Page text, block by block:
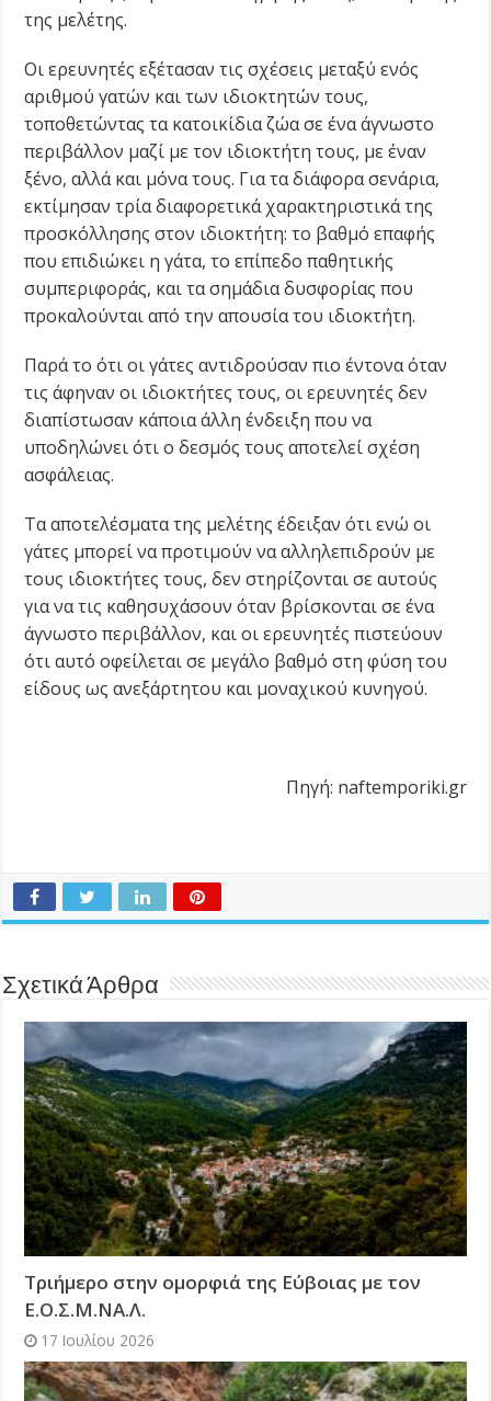
της μελέτης.
Οι ερευνητές εξέτασαν τις σχέσεις μεταξύ ενός
αριθμού γατών και των ιδιοκτητών τους,
τοποθετώντας τα κατοικίδια ζώα σε ένα άγνωστο
περιβάλλον μαζί με τον ιδιοκτήτη τους, με έναν
ξένο, αλλά και μόνα τους. Για τα διάφορα σενάρια,
εκτίμησαν τρία διαφορετικά χαρακτηριστικά της
προσκόλλησης στον ιδιοκτήτη: το βαθμό επαφής
που επιδιώκει η γάτα, το επίπεδο παθητικής
συμπεριφοράς, και τα σημάδια δυσφορίας που
προκαλούνται από την απουσία του ιδιοκτήτη.
Παρά το ότι οι γάτες αντιδρούσαν πιο έντονα όταν
τις άφηναν οι ιδιοκτήτες τους, οι ερευνητές δεν
διαπίστωσαν κάποια άλλη ένδειξη που να
υποδηλώνει ότι ο δεσμός τους αποτελεί σχέση
ασφάλειας.
Τα αποτελέσματα της μελέτης έδειξαν ότι ενώ οι
γάτες μπορεί να προτιμούν να αλληλεπιδρούν με
τους ιδιοκτήτες τους, δεν στηρίζονται σε αυτούς
για να τις καθησυχάσουν όταν βρίσκονται σε ένα
άγνωστο περιβάλλον, και οι ερευνητές πιστεύουν
ότι αυτό οφείλεται σε μεγάλο βαθμό στη φύση του
είδους ως ανεξάρτητου και μοναχικού κυνηγού.
Πηγή: naftemporiki.gr
Σχετικά Άρθρα
Τριήμερο στην ομορφιά της Εύβοιας με τον
Ε.Ο.Σ.Μ.ΝΑ.Λ.
17 Ιουλίου 2026